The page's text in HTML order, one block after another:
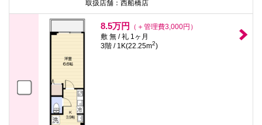
取扱店舗：西船橋店
8.5万円
（＋管理費3,000円）
敷 無 / 礼 1ヶ月
3階 / 1K(22.25m2)